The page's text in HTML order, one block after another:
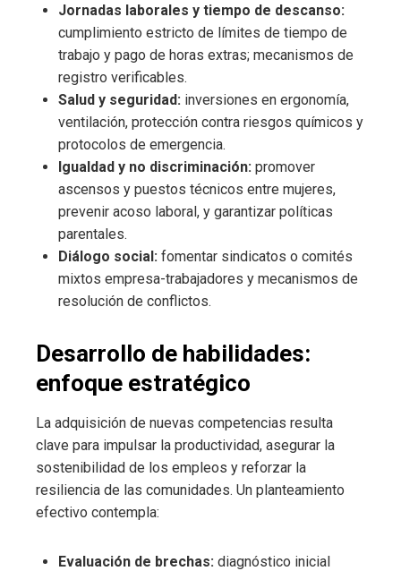
Jornadas laborales y tiempo de descanso:
cumplimiento estricto de límites de tiempo de
trabajo y pago de horas extras; mecanismos de
registro verificables.
Salud y seguridad: inversiones en ergonomía,
ventilación, protección contra riesgos químicos y
protocolos de emergencia.
Igualdad y no discriminación: promover
ascensos y puestos técnicos entre mujeres,
prevenir acoso laboral, y garantizar políticas
parentales.
Diálogo social: fomentar sindicatos o comités
mixtos empresa-trabajadores y mecanismos de
resolución de conflictos.
Desarrollo de habilidades:
enfoque estratégico
La adquisición de nuevas competencias resulta
clave para impulsar la productividad, asegurar la
sostenibilidad de los empleos y reforzar la
resiliencia de las comunidades. Un planteamiento
efectivo contempla:
Evaluación de brechas: diagnóstico inicial